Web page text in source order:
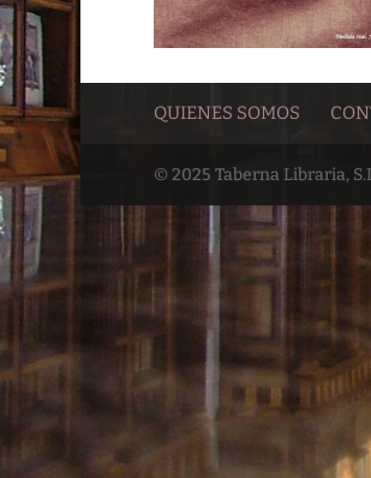
QUIENES SOMOS
© 2025 Taberna Libraria,